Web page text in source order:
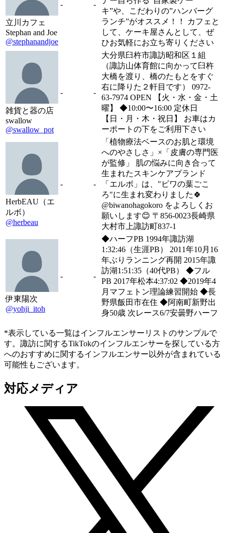
立川カフェ
Stephan and Joe
@stephanandjoe
- -
キ”や、こだわりの”ハンバーグ
ランチ”がオススメ！！ カフェと
して、ケーキ屋さんとして、ぜ
ひお気軽にお立ち寄りください
雑貨と器の店
swallow
@swallow_pot
- -
大分県臼杵市諏訪昭和区１組
（諏訪山体育館に向かって臼杵
大橋を渡り、橋のたもとをすぐ
右に降りた２軒目です） 0972-
63-7974 OPEN 【火・水・金・土
曜】 ◆10:00〜16:00 定休日
【日・月・木・祝日】 お車はカ
ーポートの下をご利用下さい
HerbEAU（エ
ルボ）
@herbeau
- -
「植物療法ベースのお肌と環境
へのやさしさ」×「皮膚の専門医
が監修」 肌の悩みに向き合って
生まれたスキンケアブランド
「エルボ」は、"ビワの葉ごこ
ろ"に生まれ変わりました🍀
@biwanohagokoro をよろしくお
願いします😊 〒856-0023長崎県
大村市上諏訪町837-1
伊東陽次
@yohji_itoh
- -
◆ハーフPB 1994年諏訪湖
1:32:46（生涯PB） 2011年10月16
年ぶりランニング再開 2015年諏
訪湖1:51:35（40代PB） ◆フル
PB 2017年松本4:37:02 ◆2019年4
月マフェトン理論練習開始 ◆長
野県飯田市在住 ◆阿南町新野出
身50歳 次レース6/7安曇野ハーフ
*表示している一覧はインフルエンサーリストのサンプルで
す。諏訪に関するTikTokのインフルエンサーを探している方
へのおすすめに関するインフルエンサー以外が含まれている
可能性もございます。
対応メディア